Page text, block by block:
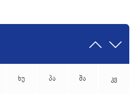
ხუ პა შა კვ